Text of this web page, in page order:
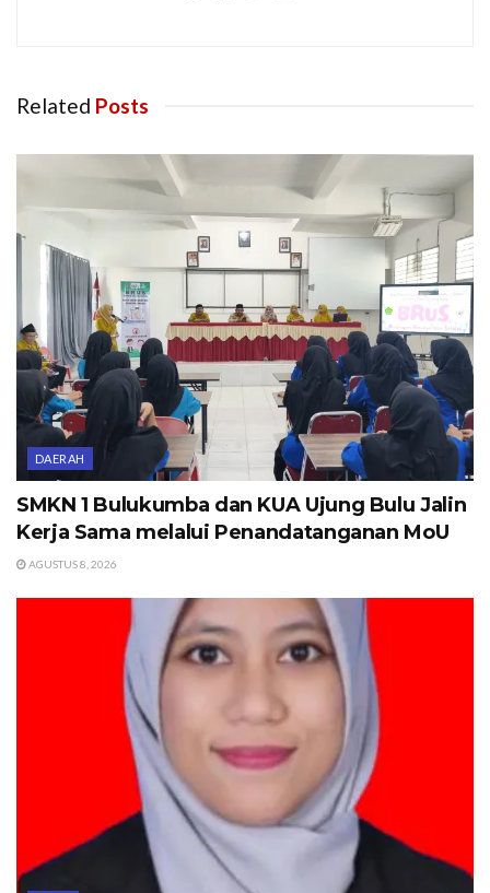
Related Posts
DAERAH
SMKN 1 Bulukumba dan KUA Ujung Bulu Jalin
Kerja Sama melalui Penandatanganan MoU
AGUSTUS 8, 2026